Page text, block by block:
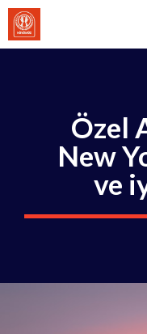
İçeriğe
atla
Özel
New
ve